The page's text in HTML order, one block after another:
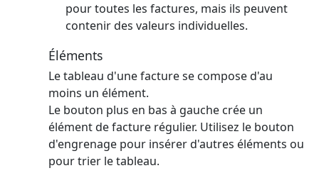
pour toutes les factures, mais ils peuvent
contenir des valeurs individuelles.
Éléments
Le tableau d'une facture se compose d'au
moins un élément.
Le bouton plus en bas à gauche crée un
élément de facture régulier. Utilisez le bouton
d'engrenage pour insérer d'autres éléments ou
pour trier le tableau.